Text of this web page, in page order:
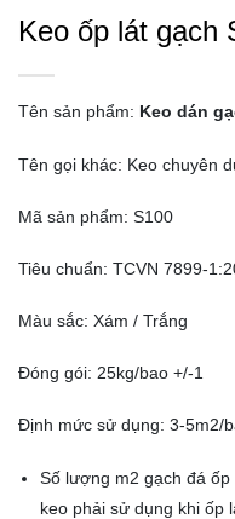
Keo ốp lát gạch
Tên sản phẩm: Keo dán
Tên gọi khác: Keo chuyên
Mã sản phẩm: S100
Tiêu chuẩn: TCVN 7899-
Màu sắc: Xám / Trắng
Đóng gói: 25kg/bao +/-1
Định mức sử dụng: 3-5m2/
Số lượng m2 gạch đá
keo phải sử dụng khi ốp